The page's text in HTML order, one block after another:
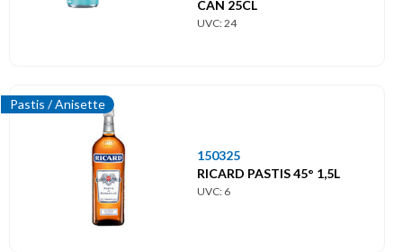
CAN 25CL
UVC: 24
Pastis / Anisette
150325
RICARD PASTIS 45° 1,5L
UVC: 6